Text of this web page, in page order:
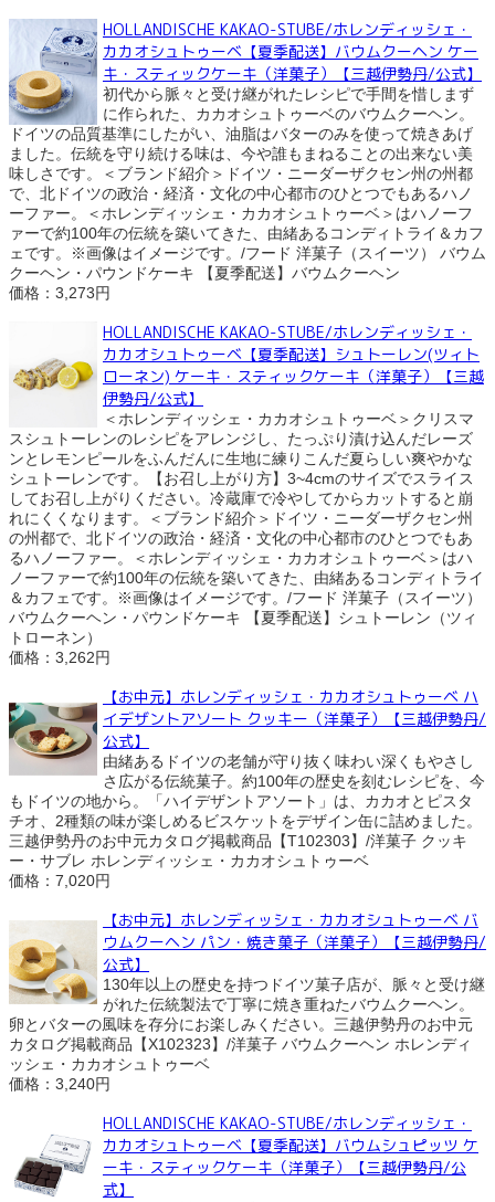
HOLLANDISCHE KAKAO-STUBE/ホレンディッシェ・
カカオシュトゥーベ【夏季配送】バウムクーヘン ケー
キ・スティックケーキ（洋菓子）【三越伊勢丹/公式】
初代から脈々と受け継がれたレシピで手間を惜しまず
に作られた、カカオシュトゥーベのバウムクーヘン。
ドイツの品質基準にしたがい、油脂はバターのみを使って焼きあげ
ました。伝統を守り続ける味は、今や誰もまねることの出来ない美
味しさです。＜ブランド紹介＞ドイツ・ニーダーザクセン州の州都
で、北ドイツの政治・経済・文化の中心都市のひとつでもあるハノ
ーファー。＜ホレンディッシェ・カカオシュトゥーベ＞はハノーフ
ァーで約100年の伝統を築いてきた、由緒あるコンディトライ＆カフ
ェです。※画像はイメージです。/フード 洋菓子（スイーツ） バウム
クーヘン・パウンドケーキ 【夏季配送】バウムクーヘン
価格：3,273円
HOLLANDISCHE KAKAO-STUBE/ホレンディッシェ・
カカオシュトゥーベ【夏季配送】シュトーレン(ツィト
ローネン) ケーキ・スティックケーキ（洋菓子）【三越
伊勢丹/公式】
＜ホレンディッシェ・カカオシュトゥーベ＞クリスマ
スシュトーレンのレシピをアレンジし、たっぷり漬け込んだレーズ
ンとレモンピールをふんだんに生地に練りこんだ夏らしい爽やかな
シュトーレンです。【お召し上がり方】3~4cmのサイズでスライス
してお召し上がりください。冷蔵庫で冷やしてからカットすると崩
れにくくなります。＜ブランド紹介＞ドイツ・ニーダーザクセン州
の州都で、北ドイツの政治・経済・文化の中心都市のひとつでもあ
るハノーファー。＜ホレンディッシェ・カカオシュトゥーベ＞はハ
ノーファーで約100年の伝統を築いてきた、由緒あるコンディトライ
＆カフェです。※画像はイメージです。/フード 洋菓子（スイーツ）
バウムクーヘン・パウンドケーキ 【夏季配送】シュトーレン（ツィ
トローネン）
価格：3,262円
【お中元】ホレンディッシェ・カカオシュトゥーベ ハ
イデザントアソート クッキー（洋菓子）【三越伊勢丹/
公式】
由緒あるドイツの老舗が守り抜く味わい深くもやさし
さ広がる伝統菓子。約100年の歴史を刻むレシピを、今
もドイツの地から。「ハイデザントアソート」は、カカオとピスタ
チオ、2種類の味が楽しめるビスケットをデザイン缶に詰めました。
三越伊勢丹のお中元カタログ掲載商品【T102303】/洋菓子 クッキ
ー・サブレ ホレンディッシェ・カカオシュトゥーベ
価格：7,020円
【お中元】ホレンディッシェ・カカオシュトゥーベ バ
ウムクーヘン パン・焼き菓子（洋菓子）【三越伊勢丹/
公式】
130年以上の歴史を持つドイツ菓子店が、脈々と受け継
がれた伝統製法で丁寧に焼き重ねたバウムクーヘン。
卵とバターの風味を存分にお楽しみください。三越伊勢丹のお中元
カタログ掲載商品【X102323】/洋菓子 バウムクーヘン ホレンディ
ッシェ・カカオシュトゥーベ
価格：3,240円
HOLLANDISCHE KAKAO-STUBE/ホレンディッシェ・
カカオシュトゥーベ【夏季配送】バウムシュピッツ ケ
ーキ・スティックケーキ（洋菓子）【三越伊勢丹/公
式】